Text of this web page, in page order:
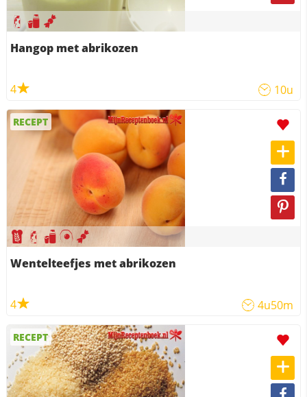
Hangop met abrikozen
4 10u
RECEPT
Wentelteefjes met abrikozen
4 4u50m
RECEPT